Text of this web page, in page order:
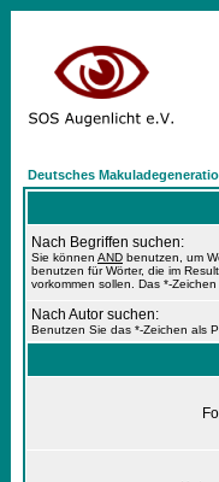
Deutsches
Nach Begriffen suchen:
Sie können AND benutzen, um
benutzen für Wörter, die im
vorkommen sollen. Das *-
Nach Autor suchen:
Benutzen Sie das *-Zeichen als